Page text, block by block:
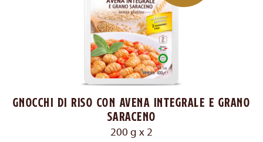
Gnocchi di riso con avena integrale e grano
saraceno
200 g x 2